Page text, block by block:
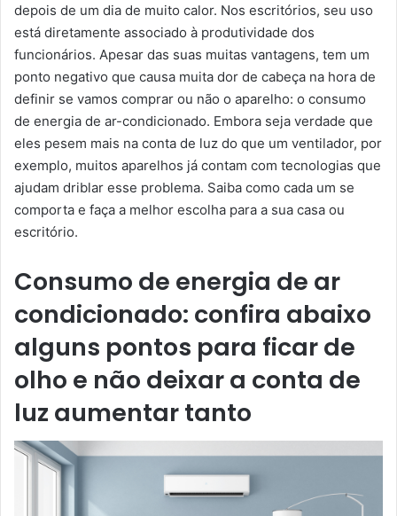
depois de um dia de muito calor. Nos escritórios, seu uso
está diretamente associado à produtividade dos
funcionários. Apesar das suas muitas vantagens, tem um
ponto negativo que causa muita dor de cabeça na hora de
definir se vamos comprar ou não o aparelho: o consumo
de energia de ar-condicionado. Embora seja verdade que
eles pesem mais na conta de luz do que um ventilador, por
exemplo, muitos aparelhos já contam com tecnologias que
ajudam driblar esse problema. Saiba como cada um se
comporta e faça a melhor escolha para a sua casa ou
escritório.
Consumo de energia de ar
condicionado: confira abaixo
alguns pontos para ficar de
olho e não deixar a conta de
luz aumentar tanto